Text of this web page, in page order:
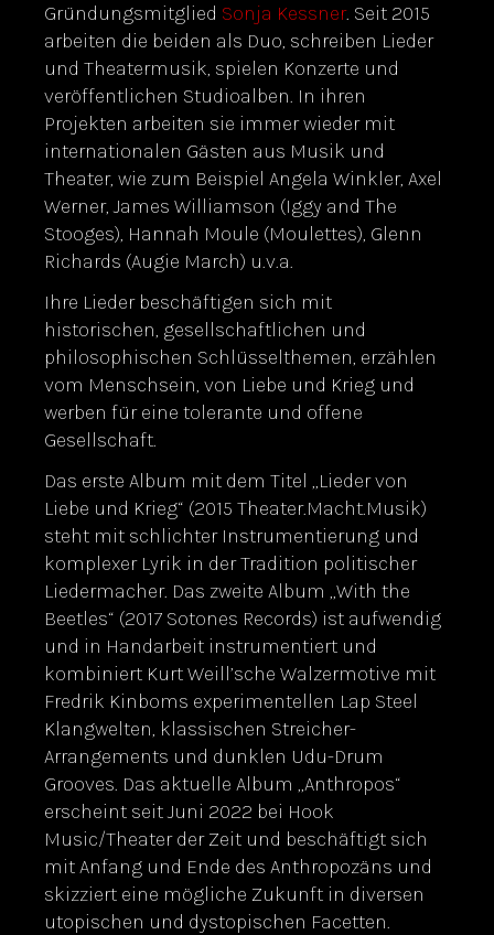
Gründungsmitglied Sonja Kessner. Seit 2015
arbeiten die beiden als Duo, schreiben Lieder
und Theatermusik, spielen Konzerte und
veröffentlichen Studioalben. In ihren
Projekten arbeiten sie immer wieder mit
internationalen Gästen aus Musik und
Theater, wie zum Beispiel Angela Winkler, Axel
Werner, James Williamson (Iggy and The
Stooges), Hannah Moule (Moulettes), Glenn
Richards (Augie March) u.v.a.
Ihre Lieder beschäftigen sich mit
historischen, gesellschaftlichen und
philosophischen Schlüsselthemen, erzählen
vom Menschsein, von Liebe und Krieg und
werben für eine tolerante und offene
Gesellschaft.
Das erste Album mit dem Titel „Lieder von
Liebe und Krieg“ (2015 Theater.Macht.Musik)
steht mit schlichter Instrumentierung und
komplexer Lyrik in der Tradition politischer
Liedermacher. Das zweite Album „With the
Beetles“ (2017 Sotones Records) ist aufwendig
und in Handarbeit instrumentiert und
kombiniert Kurt Weill’sche Walzermotive mit
Fredrik Kinboms experimentellen Lap Steel
Klangwelten, klassischen Streicher-
Arrangements und dunklen Udu-Drum
Grooves. Das aktuelle Album „Anthropos“
erscheint seit Juni 2022 bei Hook
Music/Theater der Zeit und beschäftigt sich
mit Anfang und Ende des Anthropozäns und
skizziert eine mögliche Zukunft in diversen
utopischen und dystopischen Facetten.